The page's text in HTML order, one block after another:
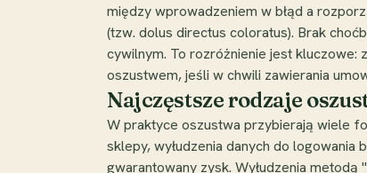
między wprowadzeniem w błąd a
(tzw. dolus directus coloratus). Brak
cywilnym. To rozróżnienie jest kluczowe:
oszustwem, jeśli w chwili zawierania
Najczęstsze rodzaje
W praktyce oszustwa przybierają wiele
sklepy, wyłudzenia danych do
gwarantowany zysk. Wyłudzenia